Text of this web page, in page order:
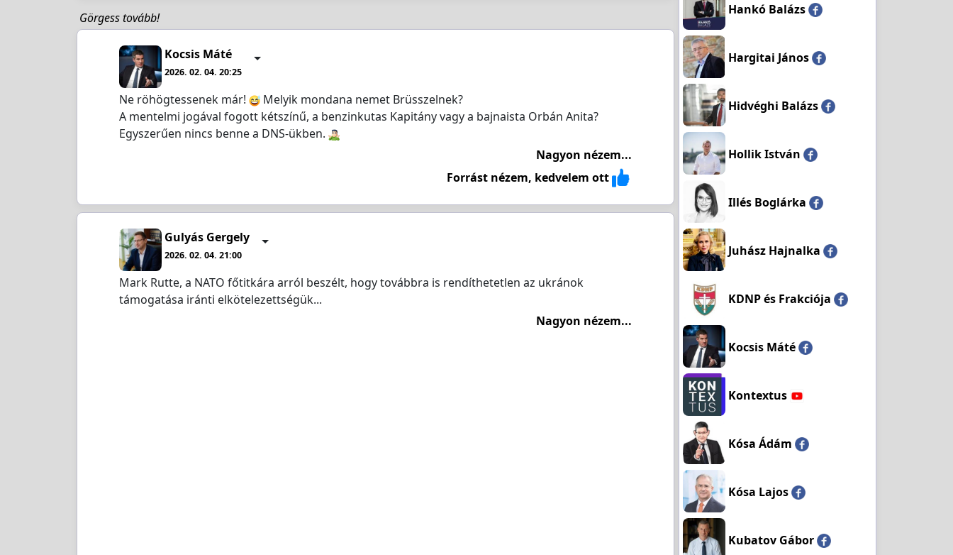
Görgess tovább!
Kocsis Máté
2026. 02. 04. 20:25
Ne röhögtessenek már!
Melyik mondana nemet Brüsszelnek?
A mentelmi jogával fogott kétszínű, a benzinkutas Kapitány vagy a bajnaista Orbán Anita?
Egyszerűen nincs benne a DNS-ükben.
Nagyon nézem...
Forrást nézem, kedvelem ott
Gulyás Gergely
2026. 02. 04. 21:00
Mark Rutte, a NATO főtitkára arról beszélt, hogy továbbra is rendíthetetlen az ukránok
támogatása iránti elkötelezettségük...
Nagyon nézem...
Hankó Balázs
Hargitai János
Hidvéghi Balázs
Hollik István
Illés Boglárka
Juhász Hajnalka
KDNP és Frakciója
Kocsis Máté
Kontextus
Kósa Ádám
Kósa Lajos
Kubatov Gábor